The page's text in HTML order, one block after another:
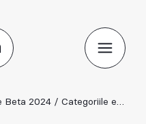
Beta 2024 / Categoriile ediției 2024